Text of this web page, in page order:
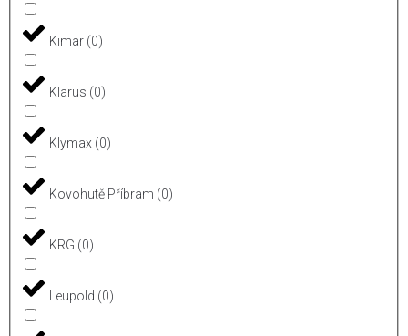
Kimar (0)
Klarus (0)
Klymax (0)
Kovohutě Příbram (0)
KRG (0)
Leupold (0)